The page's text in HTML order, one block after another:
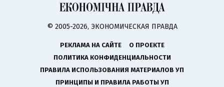
© 2005-2026, ЭКОНОМИЧЕСКАЯ ПРАВДА
РЕКЛАМА НА САЙТЕ
О ПРОЕКТЕ
ПОЛИТИКА КОНФИДЕНЦИАЛЬНОСТИ
ПРАВИЛА ИСПОЛЬЗОВАНИЯ МАТЕРИАЛОВ УП
ПРИНЦИПЫ И ПРАВИЛА РАБОТЫ УП